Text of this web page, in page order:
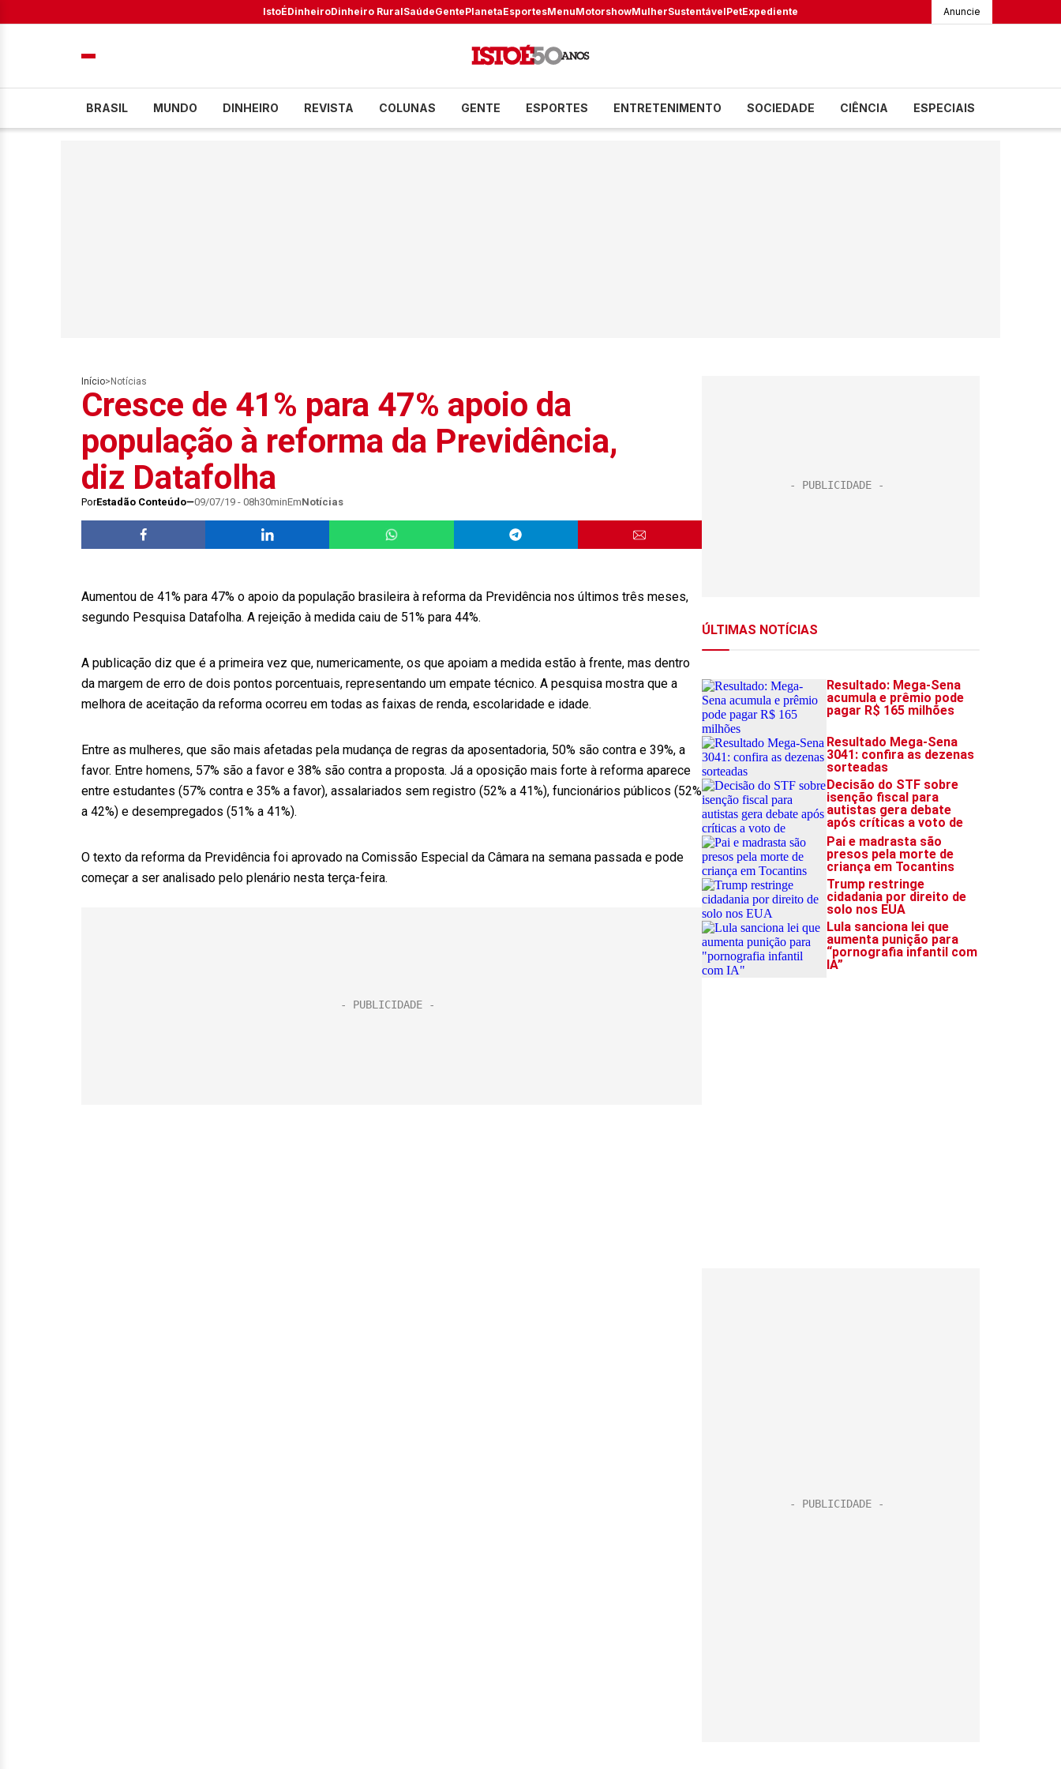
IstoÉDinheiroDinheiro RuralSaúdeGentePlanetaEsportesMenuMotorshowMulherSustentávelPetExpediente Anuncie
BRASIL MUNDO DINHEIRO REVISTA COLUNAS GENTE ESPORTES ENTRETENIMENTO SOCIEDADE CIÊNCIA ESPECIAIS
Início> Notícias
Cresce de 41% para 47% apoio da
população à reforma da Previdência,
diz Datafolha
PorEstadão Conteúdo 09/07/19 - 08h30minEmNotícias
Aumentou de 41% para 47% o apoio da população brasileira à reforma da Previdência nos últimos três meses,
segundo Pesquisa Datafolha. A rejeição à medida caiu de 51% para 44%.
A publicação diz que é a primeira vez que, numericamente, os que apoiam a medida estão à frente, mas dentro
da margem de erro de dois pontos porcentuais, representando um empate técnico. A pesquisa mostra que a
melhora de aceitação da reforma ocorreu em todas as faixas de renda, escolaridade e idade.
Entre as mulheres, que são mais afetadas pela mudança de regras da aposentadoria, 50% são contra e 39%, a
favor. Entre homens, 57% são a favor e 38% são contra a proposta. Já a oposição mais forte à reforma aparece
entre estudantes (57% contra e 35% a favor), assalariados sem registro (52% a 41%), funcionários públicos (52%
a 42%) e desempregados (51% a 41%).
O texto da reforma da Previdência foi aprovado na Comissão Especial da Câmara na semana passada e pode
começar a ser analisado pelo plenário nesta terça-feira.